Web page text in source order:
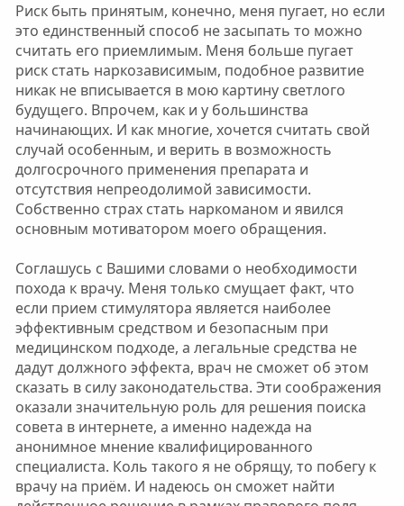
Риск быть принятым, конечно, меня пугает, но если
это единственный способ не засыпать то можно
считать его приемлимым. Меня больше пугает
риск стать наркозависимым, подобное развитие
никак не вписывается в мою картину светлого
будущего. Впрочем, как и у большинства
начинающих. И как многие, хочется считать свой
случай особенным, и верить в возможность
долгосрочного применения препарата и
отсутствия непреодолимой зависимости.
Собственно страх стать наркоманом и явился
основным мотиватором моего обращения.
Соглашусь с Вашими словами о необходимости
похода к врачу. Меня только смущает факт, что
если прием стимулятора является наиболее
эффективным средством и безопасным при
медицинском подходе, а легальные средства не
дадут должного эффекта, врач не сможет об этом
сказать в силу законодательства. Эти соображения
оказали значительную роль для решения поиска
совета в интернете, а именно надежда на
анонимное мнение квалифицированного
специалиста. Коль такого я не обрящу, то побегу к
врачу на приём. И надеюсь он сможет найти